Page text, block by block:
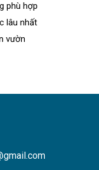
phù hợp
lâu nhất
vườn